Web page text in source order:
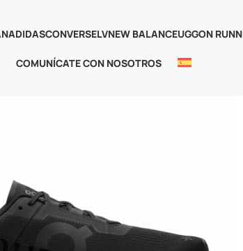
ADIDASCONVERSELVNEW BALANCEUGGON
COMUNÍCATE CON NOSOTROS